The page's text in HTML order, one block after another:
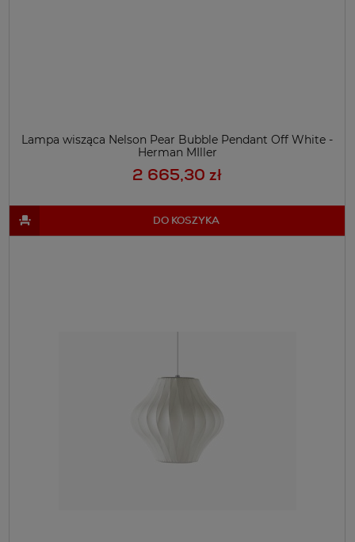
Lampa wisząca Nelson Pear Bubble Pendant Off White -
Herman MIller
2 665,30 zł
DO KOSZYKA